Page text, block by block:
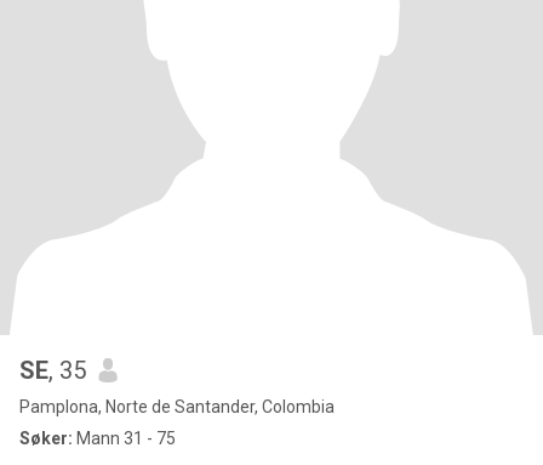
SE, 35
Pamplona, Norte de Santander, Colombia
Søker: Mann 31 - 75